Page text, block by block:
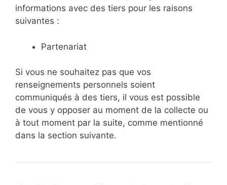
informations avec des tiers pour les raisons
suivantes :
Partenariat
Si vous ne souhaitez pas que vos
renseignements personnels soient
communiqués à des tiers, il vous est possible
de vous y opposer au moment de la collecte ou
à tout moment par la suite, comme mentionné
dans la section suivante.